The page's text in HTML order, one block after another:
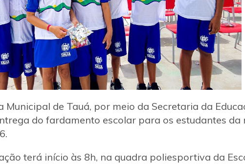
Municipal de Tauá, por meio da Secretaria da
do fardamento escolar para os estudantes
terá início às 8h, na quadra poliesportiva da